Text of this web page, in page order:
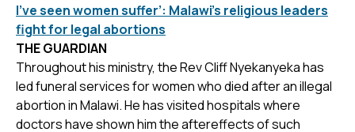
I’ve seen women suffer’: Malawi’s religious leaders
fight for legal abortions
THE GUARDIAN
Throughout his ministry, the Rev Cliff Nyekanyeka has
led funeral services for women who died after an illegal
abortion in Malawi. He has visited hospitals where
doctors have shown him the aftereffects of such